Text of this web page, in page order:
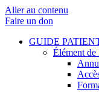
Aller au contenu
Faire un don
GUIDE
Élément de